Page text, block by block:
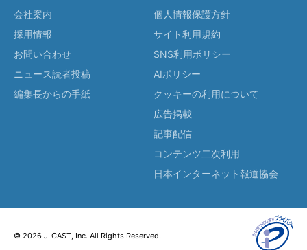
会社案内
採用情報
お問い合わせ
ニュース読者投稿
編集長からの手紙
個人情報保護方針
サイト利用規約
SNS利用ポリシー
AIポリシー
クッキーの利用について
広告掲載
記事配信
コンテンツ二次利用
日本インターネット報道協会
© 2026 J-CAST, Inc. All Rights Reserved.